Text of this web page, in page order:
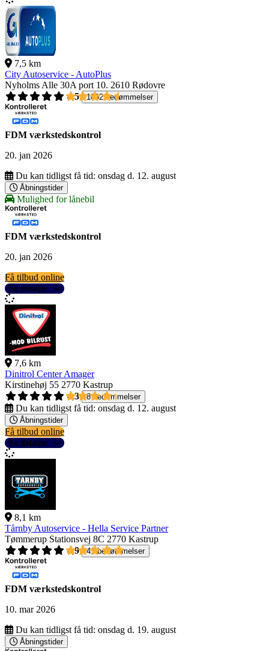
7,5 km
City Autoservice - AutoPlus
Nyholms Alle 30A port 10. 2610 Rødovre
4,5
1092 bedømmelser
FDM værkstedskontrol
20. jan 2026
Du kan tidligst få tid: onsdag d. 12. august
Åbningstider
Mulighed for lånebil
FDM værkstedskontrol
20. jan 2026
Få tilbud online
Se detaljer
7,6 km
Dinitrol Center Amager
Kirstinehøj 55 2770 Kastrup
4,3
8 bedømmelser
Du kan tidligst få tid: onsdag d. 12. august
Åbningstider
Få tilbud online
Se detaljer
8,1 km
Tårnby Autoservice - Hella Service Partner
Tømmerup Stationsvej 8C 2770 Kastrup
4,9
41 bedømmelser
FDM værkstedskontrol
10. mar 2026
Du kan tidligst få tid: onsdag d. 19. august
Åbningstider